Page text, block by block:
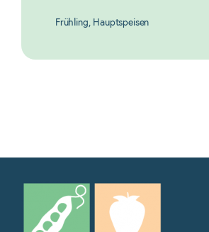
Frühling, Hauptspeisen